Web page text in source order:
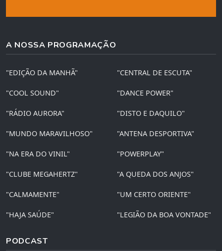
A NOSSA PROGRAMAÇÃO
"EDIÇÃO DA MANHÃ" "CENTRAL DE ESCUTA"
"COOL SOUND" "DANCE POWER"
"RÁDIO AURORA" "DISTO E DAQUILO"
"MUNDO MARAVILHOSO" "ANTENA DESPORTIVA"
"NA ERA DO VINIL" "POWERPLAY"
"CLUBE MEGAHERTZ" "A QUEDA DOS ANJOS"
"CALMAMENTE" "UM CERTO ORIENTE"
"HAJA SAÚDE" "LEGIÃO DA BOA VONTADE"
PODCAST